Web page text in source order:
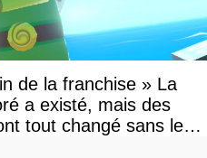
de la franchise » La
a existé, mais des
tout changé sans le